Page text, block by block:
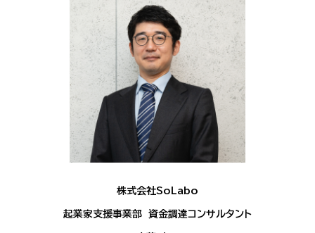
株式会社SoLabo
起業家支援事業部 資金調達コンサルタント